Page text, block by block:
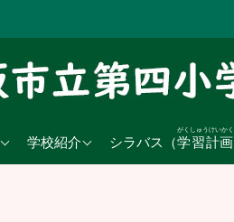
学校紹介
学校教育目標 シラバス（学習計画
がくしゅうけいかく